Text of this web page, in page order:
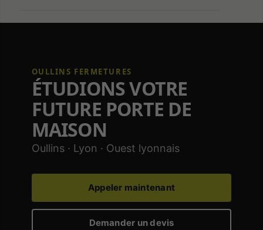
OULLINS FERMETURES
ÉTUDIONS VOTRE
FUTURE PORTE DE
MAISON
Oullins · Lyon · Ouest lyonnais
Appeler maintenant
Demander un devis